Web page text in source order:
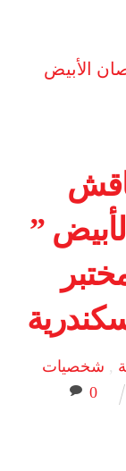
”
, شخصيات
0